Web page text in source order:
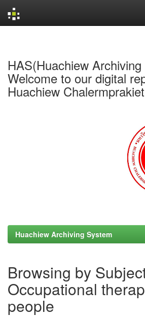
HAS(Huachiew
Welcome to our digital
Huachiew
Huachiew Archiving System
Browsing by
Occupational
people